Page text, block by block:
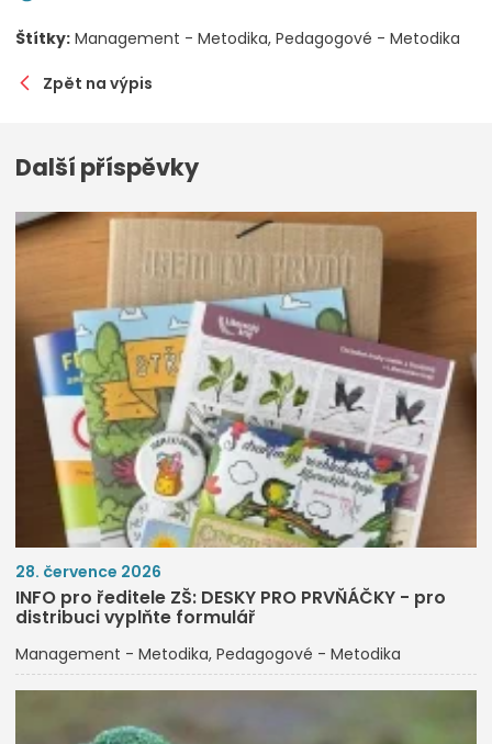
Štítky: Management - Metodika Pedagogové - Metodika
Zpět na výpis
Další příspěvky
28. července 2026
INFO pro ředitele ZŠ: DESKY PRO PRVŇÁČKY - pro
distribuci vyplňte formulář
Management - Metodika Pedagogové - Metodika